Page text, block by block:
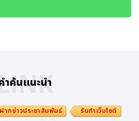
ำค้นแนะนำ
ฝากข่าวประชาสัมพันธ์
รับทำเว็บไซต์